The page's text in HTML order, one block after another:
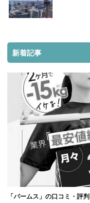
新着記事
「パームス」の口コミ・評